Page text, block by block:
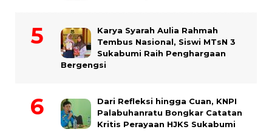
Karya Syarah Aulia Rahmah
Tembus Nasional, Siswi MTsN 3
Sukabumi Raih Penghargaan
Bergengsi
Dari Refleksi hingga Cuan, KNPI
Palabuhanratu Bongkar Catatan
Kritis Perayaan HJKS Sukabumi